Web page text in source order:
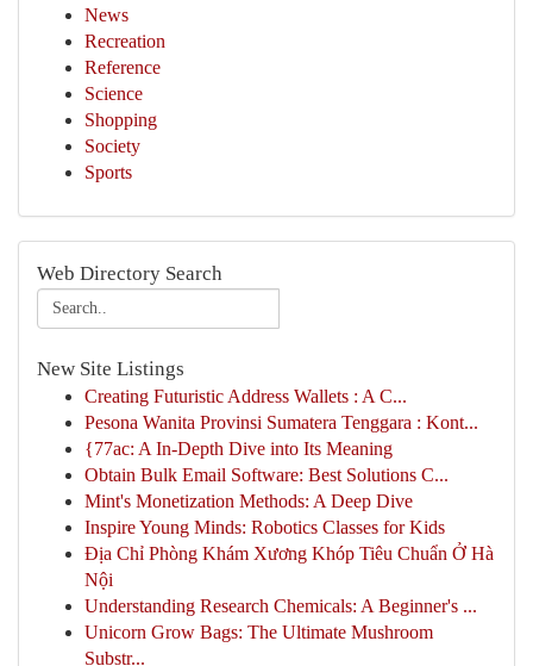
News
Recreation
Reference
Science
Shopping
Society
Sports
Web Directory Search
New Site Listings
Creating Futuristic Address Wallets : A C...
Pesona Wanita Provinsi Sumatera Tenggara : Kont...
{77ac: A In-Depth Dive into Its Meaning
Obtain Bulk Email Software: Best Solutions C...
Mint's Monetization Methods: A Deep Dive
Inspire Young Minds: Robotics Classes for Kids
Địa Chỉ Phòng Khám Xương Khóp Tiêu Chuẩn Ở Hà
Nội
Understanding Research Chemicals: A Beginner's ...
Unicorn Grow Bags: The Ultimate Mushroom
Substr...